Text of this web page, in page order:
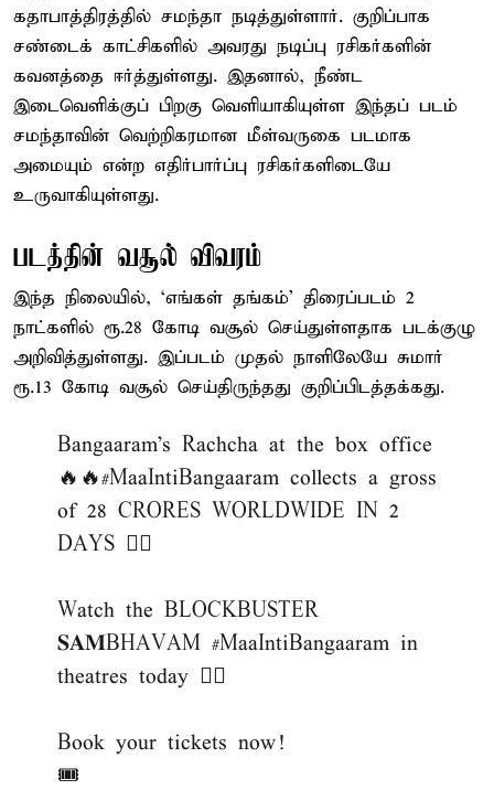
கதாபாத்திரத்தில் சமந்தா நடித்துள்ளார். குறிப்பாக
சண்டைக் காட்சிகளில் அவரது நடிப்பு ரசிகர்களின்
கவனத்தை ஈர்த்துள்ளது. இதனால், நீண்ட
இடைவெளிக்குப் பிறகு வெளியாகியுள்ள இந்தப் படம்
சமந்தாவின் வெற்றிகரமான மீள்வருகை படமாக
அமையும் என்ற எதிர்பார்ப்பு ரசிகர்களிடையே
உருவாகியுள்ளது.
படத்தின் வசூல் விவரம்
இந்த நிலையில், ‘எங்கள் தங்கம்’ திரைப்படம் 2
நாட்களில் ரூ.28 கோடி வசூல் செய்துள்ளதாக படக்குழு
அறிவித்துள்ளது. இப்படம் முதல் நாளிலேயே சுமார்
ரூ.13 கோடி வசூல் செய்திருந்தது குறிப்பிடத்தக்கது.
Bangaaram's Rachcha at the box office
🔥🔥#MaaIntiBangaaram collects a gross
of 28 CRORES WORLDWIDE IN 2
DAYS ❤‍🔥
Watch the BLOCKBUSTER
𝐒𝐀𝐌BHAVAM #MaaIntiBangaaram in
theatres today ❤‍🔥
Book your tickets now!
🎟️